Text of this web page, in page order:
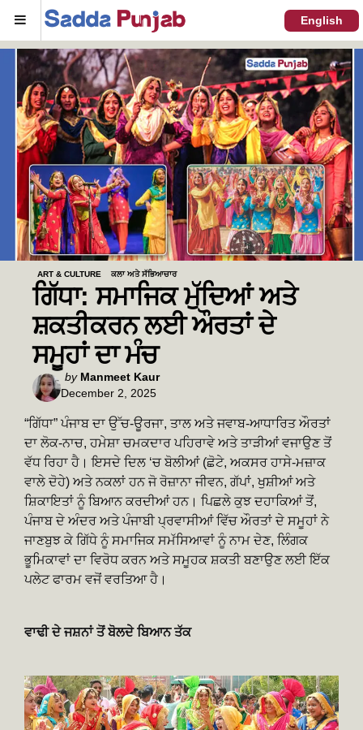
Menu English
ART & CULTURE ਕਲਾ ਅਤੇ ਸੱਭਿਆਚਾਰ
ਗਿੱਧਾ: ਸਮਾਜਿਕ ਮੁੱਦਿਆਂ ਅਤੇ
ਸ਼ਕਤੀਕਰਨ ਲਈ ਔਰਤਾਂ ਦੇ
ਸਮੂਹਾਂ ਦਾ ਮੰਚ
Posted
by
by Manmeet Kaur
December 2, 2025
“ਗਿੱਧਾ” ਪੰਜਾਬ ਦਾ ਉੱਚ-ਊਰਜਾ, ਤਾਲ ਅਤੇ ਜਵਾਬ-ਆਧਾਰਿਤ ਔਰਤਾਂ
ਦਾ ਲੋਕ-ਨਾਚ, ਹਮੇਸ਼ਾ ਚਮਕਦਾਰ ਪਹਿਰਾਵੇ ਅਤੇ ਤਾੜੀਆਂ ਵਜਾਉਣ ਤੋਂ
ਵੱਧ ਰਿਹਾ ਹੈ। ਇਸਦੇ ਦਿਲ ‘ਚ ਬੋਲੀਆਂ (ਛੋਟੇ, ਅਕਸਰ ਹਾਸੇ-ਮਜ਼ਾਕ
ਵਾਲੇ ਦੋਹੇ) ਅਤੇ ਨਕਲਾਂ ਹਨ ਜੋ ਰੋਜ਼ਾਨਾ ਜੀਵਨ, ਗੱਪਾਂ, ਖੁਸ਼ੀਆਂ ਅਤੇ
ਸ਼ਿਕਾਇਤਾਂ ਨੂੰ ਬਿਆਨ ਕਰਦੀਆਂ ਹਨ। ਪਿਛਲੇ ਕੁਝ ਦਹਾਕਿਆਂ ਤੋਂ,
ਪੰਜਾਬ ਦੇ ਅੰਦਰ ਅਤੇ ਪੰਜਾਬੀ ਪ੍ਰਵਾਸੀਆਂ ਵਿੱਚ ਔਰਤਾਂ ਦੇ ਸਮੂਹਾਂ ਨੇ
ਜਾਣਬੁਝ ਕੇ ਗਿੱਧੇ ਨੂੰ ਸਮਾਜਿਕ ਸਮੱਸਿਆਵਾਂ ਨੂੰ ਨਾਮ ਦੇਣ, ਲਿੰਗਕ
ਭੂਮਿਕਾਵਾਂ ਦਾ ਵਿਰੋਧ ਕਰਨ ਅਤੇ ਸਮੂਹਕ ਸ਼ਕਤੀ ਬਣਾਉਣ ਲਈ ਇੱਕ
ਪਲੇਟ ਫਾਰਮ ਵਜੋਂ ਵਰਤਿਆ ਹੈ।
ਵਾਢੀ ਦੇ ਜਸ਼ਨਾਂ ਤੋਂ ਬੋਲਦੇ ਬਿਆਨ ਤੱਕ